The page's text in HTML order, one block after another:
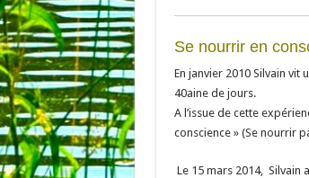
Se nourrir en
En janvier 2010 Silvain
40aine de jours.
A l’issue de cette
conscience » (Se nourrir
Le 15 mars 2014, Silvain